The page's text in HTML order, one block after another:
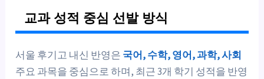
교과 성적 중심 선발 방식
서울 후기고 내신 반영은 국어, 수학, 영어, 과학, 사회
주요 과목을 중심으로 하며, 최근 3개 학기 성적을 반영